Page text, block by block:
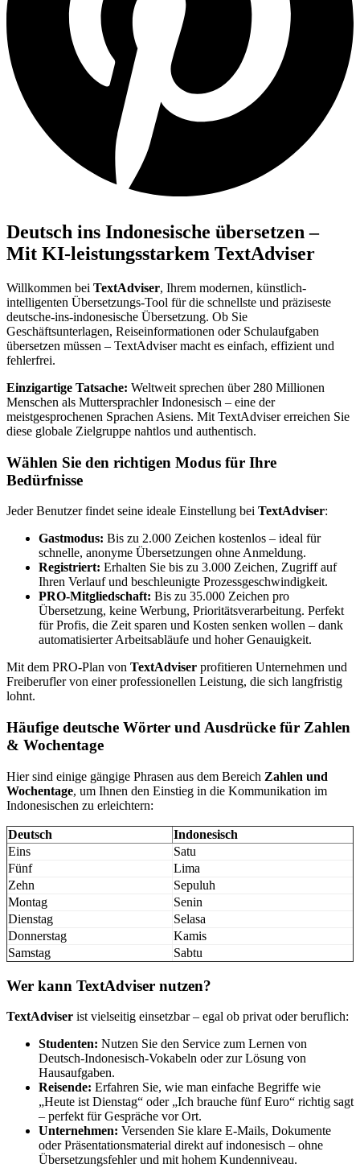
Deutsch ins Indonesische übersetzen –
Mit KI-leistungsstarkem TextAdviser
Willkommen bei TextAdviser, Ihrem modernen, künstlich-
intelligenten Übersetzungs-Tool für die schnellste und präziseste
deutsche-ins-indonesische Übersetzung. Ob Sie
Geschäftsunterlagen, Reiseinformationen oder Schulaufgaben
übersetzen müssen – TextAdviser macht es einfach, effizient und
fehlerfrei.
Einzigartige Tatsache: Weltweit sprechen über 280 Millionen
Menschen als Muttersprachler Indonesisch – eine der
meistgesprochenen Sprachen Asiens. Mit TextAdviser erreichen Sie
diese globale Zielgruppe nahtlos und authentisch.
Wählen Sie den richtigen Modus für Ihre
Bedürfnisse
Jeder Benutzer findet seine ideale Einstellung bei TextAdviser:
Gastmodus: Bis zu 2.000 Zeichen kostenlos – ideal für
schnelle, anonyme Übersetzungen ohne Anmeldung.
Registriert: Erhalten Sie bis zu 3.000 Zeichen, Zugriff auf
Ihren Verlauf und beschleunigte Prozessgeschwindigkeit.
PRO-Mitgliedschaft: Bis zu 35.000 Zeichen pro
Übersetzung, keine Werbung, Prioritätsverarbeitung. Perfekt
für Profis, die Zeit sparen und Kosten senken wollen – dank
automatisierter Arbeitsabläufe und hoher Genauigkeit.
Mit dem PRO-Plan von TextAdviser profitieren Unternehmen und
Freiberufler von einer professionellen Leistung, die sich langfristig
lohnt.
Häufige deutsche Wörter und Ausdrücke für Zahlen
& Wochentage
Hier sind einige gängige Phrasen aus dem Bereich Zahlen und
Wochentage, um Ihnen den Einstieg in die Kommunikation im
Indonesischen zu erleichtern:
Deutsch
Indonesisch
Eins
Satu
Fünf
Lima
Zehn
Sepuluh
Montag
Senin
Dienstag
Selasa
Donnerstag
Kamis
Samstag
Sabtu
Wer kann TextAdviser nutzen?
TextAdviser ist vielseitig einsetzbar – egal ob privat oder beruflich:
Studenten: Nutzen Sie den Service zum Lernen von
Deutsch-Indonesisch-Vokabeln oder zur Lösung von
Hausaufgaben.
Reisende: Erfahren Sie, wie man einfache Begriffe wie
„Heute ist Dienstag“ oder „Ich brauche fünf Euro“ richtig sagt
– perfekt für Gespräche vor Ort.
Unternehmen: Versenden Sie klare E-Mails, Dokumente
oder Präsentationsmaterial direkt auf indonesisch – ohne
Übersetzungsfehler und mit hohem Kundenniveau.